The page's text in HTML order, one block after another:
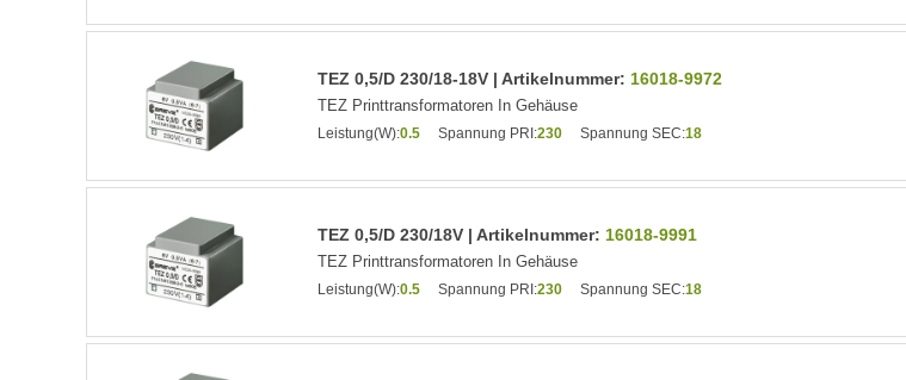
TEZ 0,5/D 230/18-18V | Artikelnummer: 16018-9972
TEZ Printtransformatoren In Gehäuse
Leistung(W):0.5 Spannung PRI:230 Spannung SEC:18
TEZ 0,5/D 230/18V | Artikelnummer: 16018-9991
TEZ Printtransformatoren In Gehäuse
Leistung(W):0.5 Spannung PRI:230 Spannung SEC:18